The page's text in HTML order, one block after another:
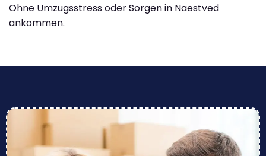
Ohne Umzugsstress oder Sorgen in Naestved
ankommen.